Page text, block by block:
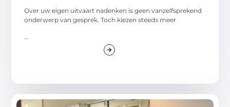
Over uw eigen uitvaart nadenken is geen vanzelfsprekend
onderwerp van gesprek. Toch kiezen steeds meer